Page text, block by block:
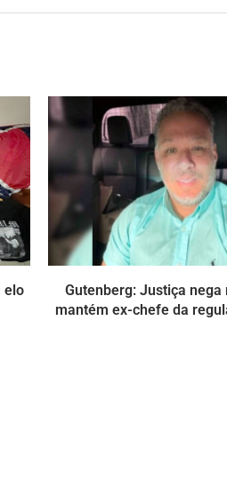
elo
Gutenberg: Justiça nega
mantém ex-chefe da